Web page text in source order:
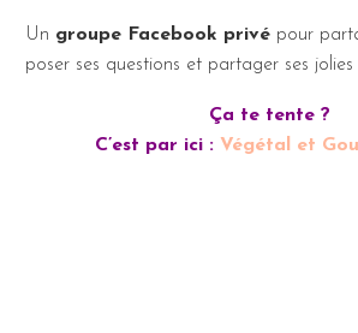
Un groupe Facebook privé pour
poser ses questions et partager ses
Ça te tente ?
C’est par ici : Végétal et